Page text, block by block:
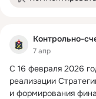
Контрольно-
7 апр
C 16 февраля 2026
реализации
и формирования